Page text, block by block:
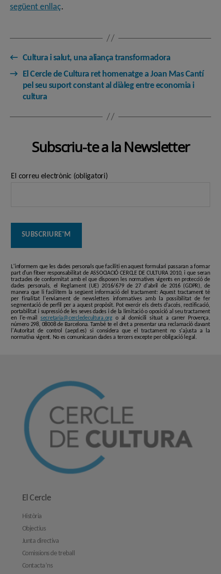
següent enllaç.
← Cultura i salut, una aliança transformadora
→
El Cercle de Cultura ret homenatge a Joan Mas Cantí
pel seu suport constant al diàleg entre economia i
cultura
Subscriu-te a la Newsletter
El correu electrònic (obligatori)
L'informem que les dades personals que faciliti en aquest formulari passaran a formar
part d'un fitxer responsabilitat de ASSOCIACIÓ CERCLE DE CULTURA 2010, i que seran
tractades de conformitat amb el que disposen les normatives vigents en protecció de
dades personals, el Reglament (UE) 2016/679 de 27 d'abril de 2016 (GDPR), de
manera que li facilitem la següent informació del tractament: Aquest tractament té
per finalitat l'enviament de newsletters informatives amb la possibilitat de fer
segmentació de perfil per a aquest propòsit. Pot exercir els drets d'accés, rectificació,
portabilitat i supressió de les seves dades i de la limitació o oposició al seu tractament
en l'e-mail secretaria@cercledecultura.orgo al domicili situat a carrer Provença,
número 298, 08008 de Barcelona. També te el dret a presentar una reclamació davant
l'Autoritat de control (aepd.es) si considera que el tractament no s'ajusta a la
normativa vigent. No es comunicaran dades a tercers excepte per obligació legal.
El Cercle
Història
Objectius
Junta directiva
Comissions de treball
Contacta’ns